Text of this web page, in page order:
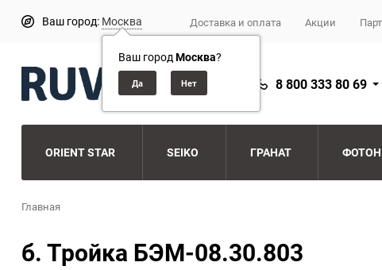
Ваш город: Москва
Ваш городМосква?
Доставка и оплата Акции
8 800 333 80 69
ORIENT STAR SEIKO ГРАНАТ ФОТОН
Главная
б. Тройка БЭМ-08.30.803